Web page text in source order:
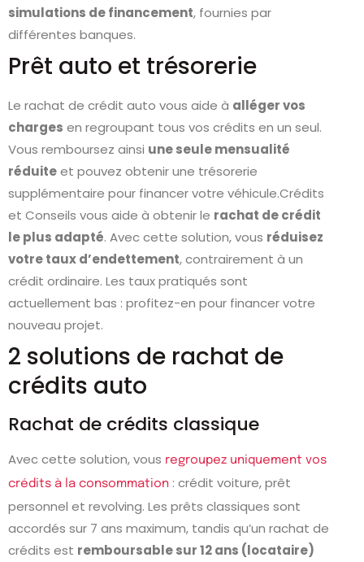
simulations de financement, fournies par
différentes banques.
Prêt auto et trésorerie
Le rachat de crédit auto vous aide à alléger vos
charges en regroupant tous vos crédits en un seul.
Vous remboursez ainsi une seule mensualité
réduiteet pouvez obtenir une trésorerie
supplémentaire pour financer votre véhicule.Crédits
et Conseils vous aide à obtenir le rachat de crédit
le plus adapté. Avec cette solution, vous réduisez
votre taux d’endettement, contrairement à un
crédit ordinaire. Les taux pratiqués sont
actuellement bas : profitez-en pour financer votre
nouveau projet.
2 solutions de rachat de
crédits auto
Rachat de crédits classique
Avec cette solution, vous regroupez uniquement vos
crédits à la consommation : crédit voiture, prêt
personnel et revolving. Les prêts classiques sont
accordés sur 7 ans maximum, tandis qu’un rachat de
crédits est remboursable sur 12 ans (locataire)